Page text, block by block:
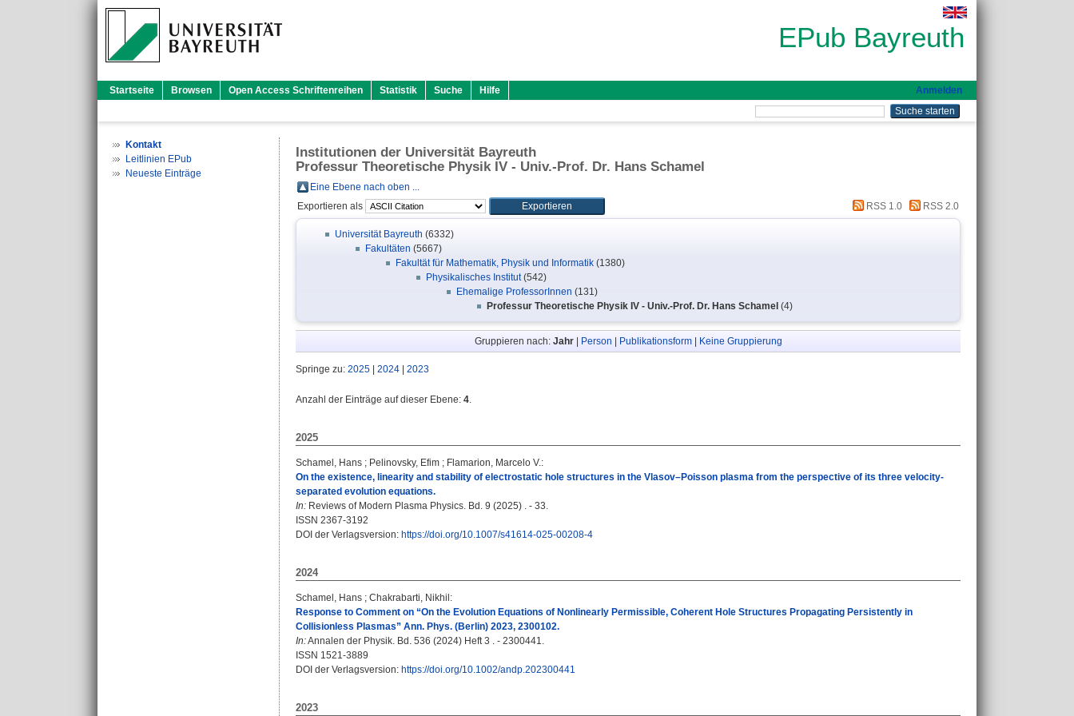
EPub Bayreuth
Startseite Browsen Open Access Schriftenreihen Statistik Suche Hilfe Anmelden
Kontakt
Leitlinien EPub
Neueste Einträge
Institutionen der Universität Bayreuth
Professur Theoretische Physik IV - Univ.-Prof. Dr. Hans Schamel
Eine Ebene nach oben ...
Exportieren als
RSS 1.0 RSS 2.0
Universität Bayreuth (6332)
Fakultäten (5667)
Fakultät für Mathematik, Physik und Informatik (1380)
Physikalisches Institut(542)
Ehemalige ProfessorInnen (131)
Professur Theoretische Physik IV - Univ.-Prof. Dr. Hans Schamel (4)
Gruppieren nach: Jahr| Person Publikationsform| Keine Gruppierung
Springe zu: 2025 2024 2023
Anzahl der Einträge auf dieser Ebene: 4.
2025
Schamel, Hans ; Pelinovsky, Efim ; Flamarion, Marcelo V.:
On the existence, linearity and stability of electrostatic hole structures in the Vlasov–Poisson plasma from the perspective of its three velocity-
separated evolution equations.
In: Reviews of Modern Plasma Physics. Bd. 9 (2025) . - 33.
ISSN 2367-3192
DOI der Verlagsversion: https://doi.org/10.1007/s41614-025-00208-4
2024
Schamel, Hans ; Chakrabarti, Nikhil :
Response to Comment on “On the Evolution Equations of Nonlinearly Permissible, Coherent Hole Structures Propagating Persistently in
Collisionless Plasmas” Ann. Phys. (Berlin) 2023, 2300102.
In:Annalen der Physik. Bd. 536 (2024) Heft 3 . - 2300441.
ISSN 1521-3889
DOI der Verlagsversion: https://doi.org/10.1002/andp.202300441
2023